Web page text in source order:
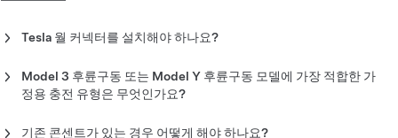
Tesla 월 커넥터를 설치해야 하나요?
성을 보장하는월 커넥터를 가정용 충전 솔루션으로 권장하고 있
습니다.
그러나 Tesla 차량은모바일 커넥터로도 충전할 수 있습니다. 집에
Model 3 후륜구동 또는 Model Y 후륜구동 모델에 가장 적합한 가
정용 충전 유형은 무엇인가요?
기존 콘센트가 있는 경우 어떻게 해야 하나요?